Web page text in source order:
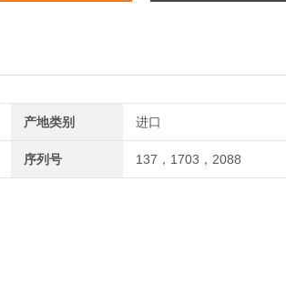
产地类别 进口
序列号 137，1703，2088